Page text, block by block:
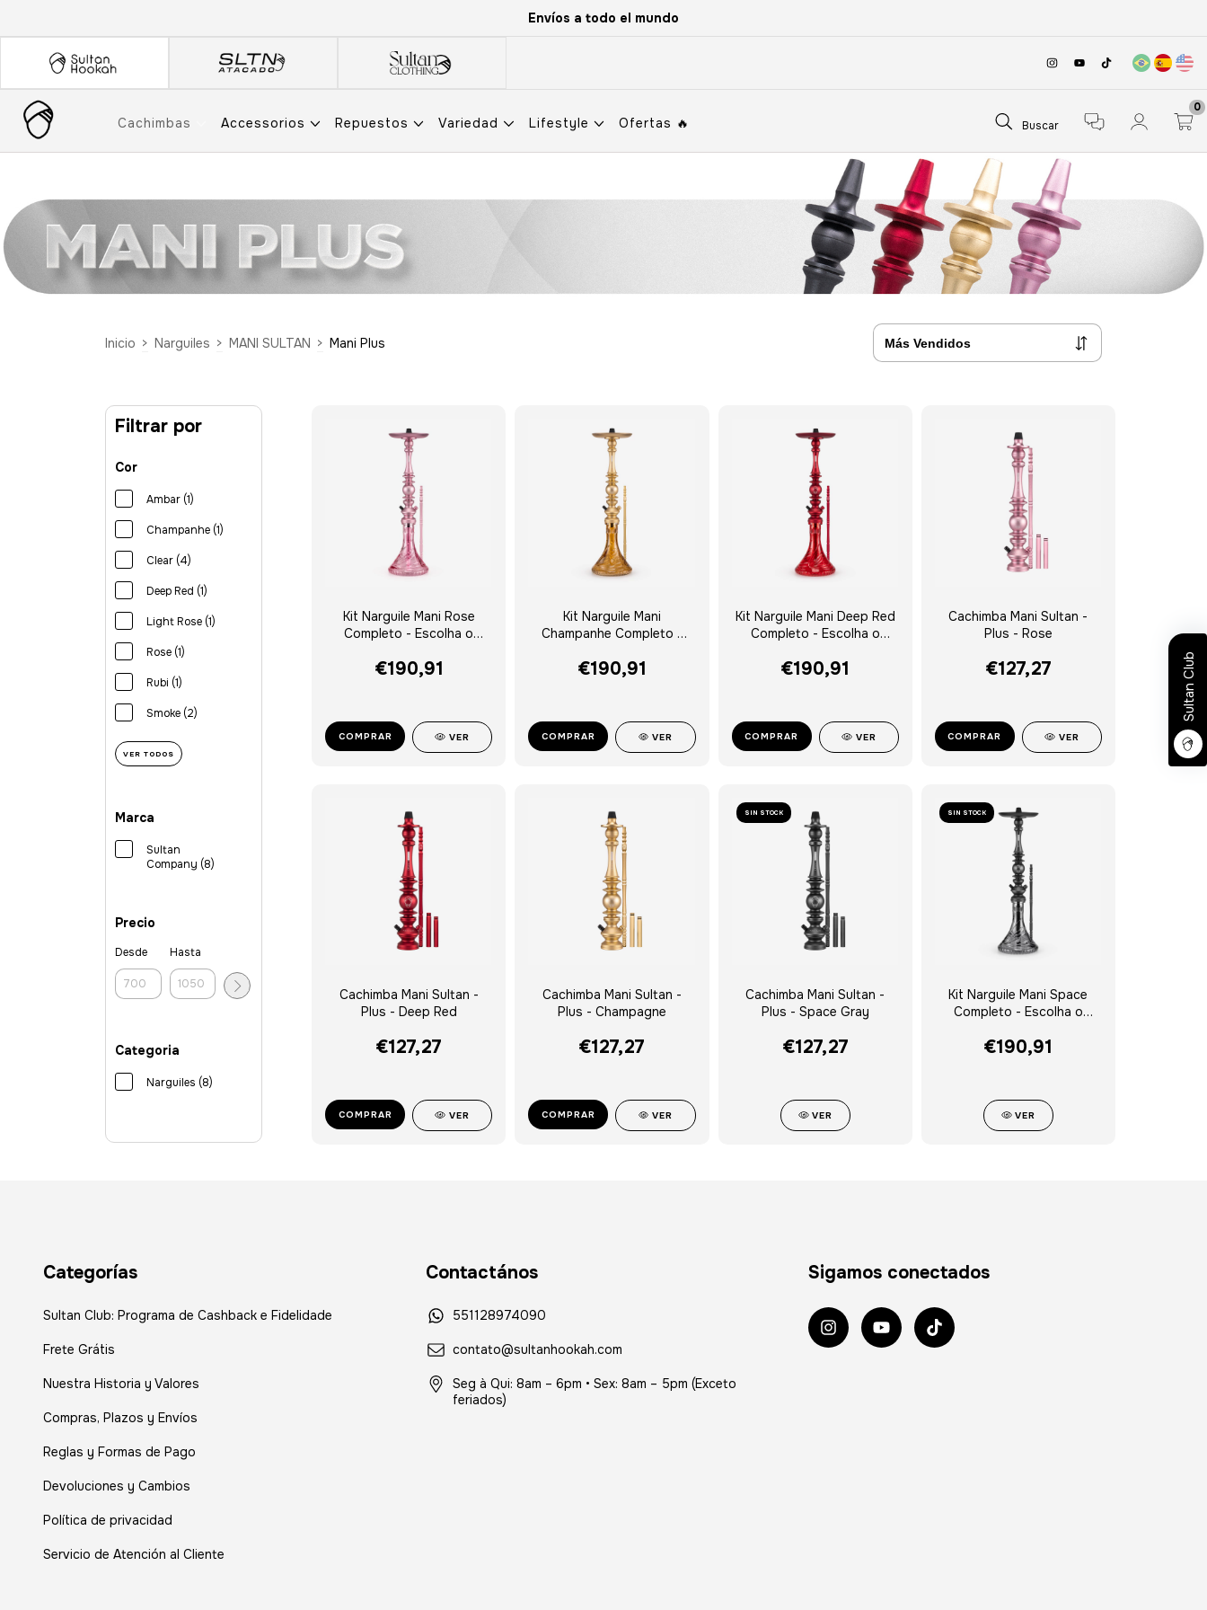
Envíos a todo el mundo
Cachimbas Accessorios Repuestos Variedad Lifestyle Ofertas 🔥 Buscar
0
Inicio > Narguiles > MANI SULTAN > Mani Plus
Filtrar por
Cor
Ambar (1)
Champanhe (1)
Clear (4)
Deep Red (1)
Light Rose (1)
Rose (1)
Rubi (1)
Smoke (2)
VER TODOS
Marca
Sultan
Company (8)
Precio
Desde Hasta
Categoria
Narguiles (8)
Kit Narguile Mani Rose
Completo - Escolha o
€190,91
COMPRAR VER
Kit Narguile Mani
Champanhe Completo -
€190,91
COMPRAR VER
Kit Narguile Mani Deep Red
Completo - Escolha o
€190,91
COMPRAR VER
Cachimba Mani Sultan -
Plus - Rose
€127,27
COMPRAR VER
Cachimba Mani Sultan -
Plus - Deep Red
€127,27
COMPRAR VER
Cachimba Mani Sultan -
Plus - Champagne
€127,27
COMPRAR VER
SIN STOCK
Cachimba Mani Sultan -
Plus - Space Gray
€127,27
VER
SIN STOCK
Kit Narguile Mani Space
Completo - Escolha o
€190,91
VER
Categorías
Sultan Club: Programa de Cashback e Fidelidade
Frete Grátis
Nuestra Historia y Valores
Compras, Plazos y Envíos
Reglas y Formas de Pago
Devoluciones y Cambios
Política de privacidad
Servicio de Atención al Cliente
Contactános
551128974090
contato@sultanhookah.com
Seg à Qui: 8am – 6pm • Sex: 8am – 5pm (Exceto
feriados)
Sigamos conectados
Sultan Club